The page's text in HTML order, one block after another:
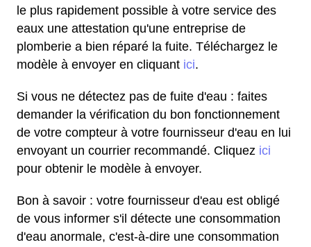
le plus rapidement possible à votre service des
eaux une attestation qu'une entreprise de
plomberie a bien réparé la fuite. Téléchargez le
modèle à envoyer en cliquant ici.
Si vous ne détectez pas de fuite d'eau : faites
demander la vérification du bon fonctionnement
de votre compteur à votre fournisseur d'eau en lui
envoyant un courrier recommandé. Cliquez ici
pour obtenir le modèle à envoyer.
Bon à savoir : votre fournisseur d'eau est obligé
de vous informer s'il détecte une consommation
d'eau anormale, c'est-à-dire une consommation